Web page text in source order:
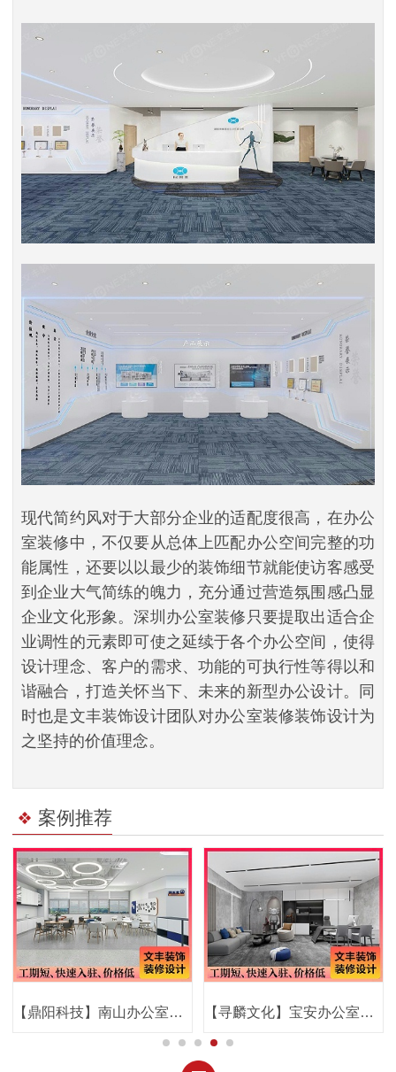
现代简约风对于大部分企业的适配度很高，在办公
室装修中，不仅要从总体上匹配办公空间完整的功
能属性，还要以以最少的装饰细节就能使访客感受
到企业大气简练的魄力，充分通过营造氛围感凸显
企业文化形象。深圳办公室装修只要提取出适合企
业调性的元素即可使之延续于各个办公空间，使得
设计理念、客户的需求、功能的可执行性等得以和
谐融合，打造关怀当下、未来的新型办公设计。同
时也是文丰装饰设计团队对办公室装修装饰设计为
之坚持的价值理念。
案例推荐
【鼎阳科技】南山办公室装修-现代简约风-文丰装饰公司 【寻麟文化】宝安办公室装修-创新科技风-文丰装饰公司